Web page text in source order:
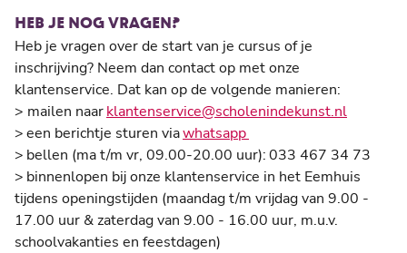
HEB JE NOG VRAGEN?
Heb je vragen over de start van je cursus of je
inschrijving? Neem dan contact op met onze
klantenservice. Dat kan op de volgende manieren:
> mailen naarklantenservice@scholenindekunst.nl
>een berichtje sturen viawhatsapp
> bellen (ma t/m vr, 09.00-20.00 uur):033 467 34 73
> binnenlopen bij onze klantenservice in het Eemhuis
tijdens openingstijden (maandag t/m vrijdag van 9.00 -
17.00 uur &zaterdag van 9.00 - 16.00 uur, m.u.v.
schoolvakanties en feestdagen)